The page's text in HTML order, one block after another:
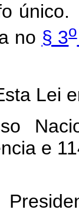
no § 3o
Lei
e